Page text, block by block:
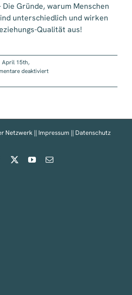
Gründe, warum Menschen
unterschiedlich und wirken
Qualität aus!
April 15th,
deaktiviertfür
Typen
Netzwerk || Impressum || Datenschutz
Facebook YouTube
E-